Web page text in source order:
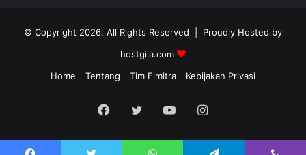
© Copyright 2026, All Rights Reserved | Proudly Hosted by
hostgila.com
Home
Tentang Tim Elmitra Kebijakan Privasi
Facebook
TwitterYouTubeInstagram